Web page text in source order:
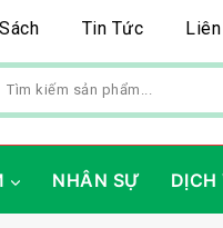
Tin Tức
NHÂN SỰ DỊCH